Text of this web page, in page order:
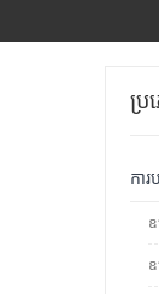
ប្រ
កា